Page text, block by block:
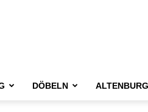
DÖBELN ALTENBURG